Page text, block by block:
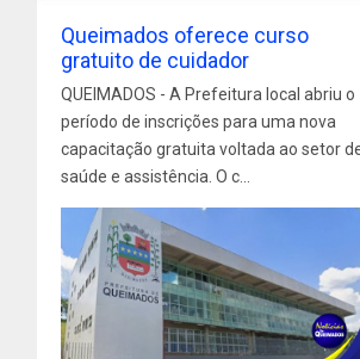
Queimados oferece curso
gratuito de cuidador
QUEIMADOS - A Prefeitura local abriu o
período de inscrições para uma nova
capacitação gratuita voltada ao setor
saúde e assistência. O c...